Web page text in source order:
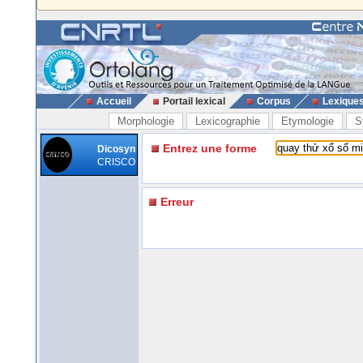
Accueil Portail lexical Corpus
Morphologie Lexicographie Etymologie
Dicosyn
CRISCO
Entrez une forme
Erreur